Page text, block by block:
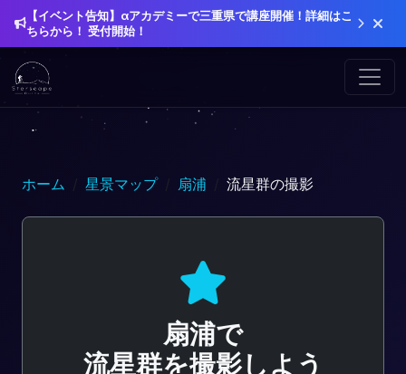
【イベント告知】αアカデミーで三重県で講座開催！詳細はこ
ちらから！ 受付開始！
ホーム 星景マップ 扇浦 流星群の撮影
扇浦で
流星群を撮影しよう